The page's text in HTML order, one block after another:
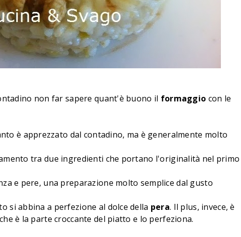
non far sapere quant'è buono il formaggio con le
è apprezzato dal contadino, ma è generalmente molto
tra due ingredienti che portano l'originalità nel primo
e pere, una preparazione molto semplice dal gusto
si abbina a perfezione al dolce della pera. Il plus, invece, è
è la parte croccante del piatto e lo perfeziona.